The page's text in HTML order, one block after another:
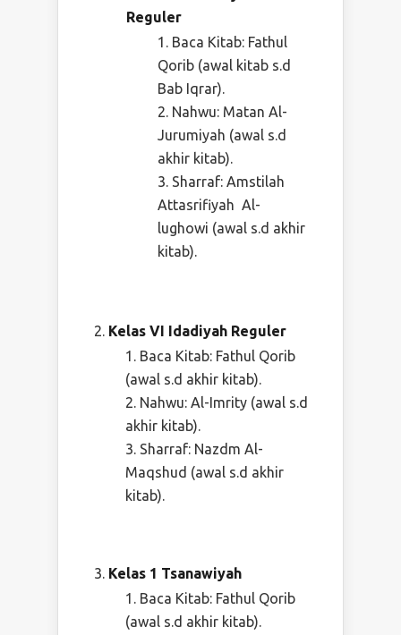
Reguler
Baca Kitab: Fathul
Qorib (awal kitab s.d
Bab Iqrar).
Nahwu: Matan Al-
Jurumiyah (awal s.d
akhir kitab).
Sharraf: Amstilah
Attasrifiyah Al-
lughowi (awal s.d akhir
kitab).
Kelas VI Idadiyah Reguler
Baca Kitab: Fathul Qorib
(awal s.d akhir kitab).
Nahwu: Al-Imrity (awal s.d
akhir kitab).
Sharraf: Nazdm Al-
Maqshud (awal s.d akhir
kitab).
Kelas 1 Tsanawiyah
Baca Kitab: Fathul Qorib
(awal s.d akhir kitab).